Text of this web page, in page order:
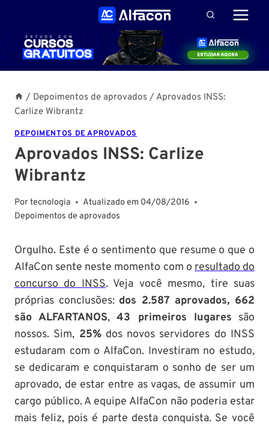
Conteúdo
/ Depoimentos de aprovados / Aprovados INSS:
Carlize Wibrantz
DEPOIMENTOS DE APROVADOS
Aprovados INSS: Carlize
Wibrantz
Portecnologia Atualizado em 04/08/2016
Depoimentos de aprovados
Orgulho. Este é o sentimento que resume o que o
AlfaCon sente neste momento com oresultado do
concurso do INSS. Veja você mesmo, tire suas
próprias conclusões: dos 2.587 aprovados, 662
são ALFARTANOS,43 primeiros lugares são
nossos. Sim, 25%dos novos servidores do INSS
estudaram com o AlfaCon. Investiram no estudo,
se dedicaram e conquistaram o sonho de ser um
aprovado, de estar entre as vagas, de assumir um
cargo público. A equipe AlfaCon não poderia estar
mais feliz, pois é parte desta conquista. Se você